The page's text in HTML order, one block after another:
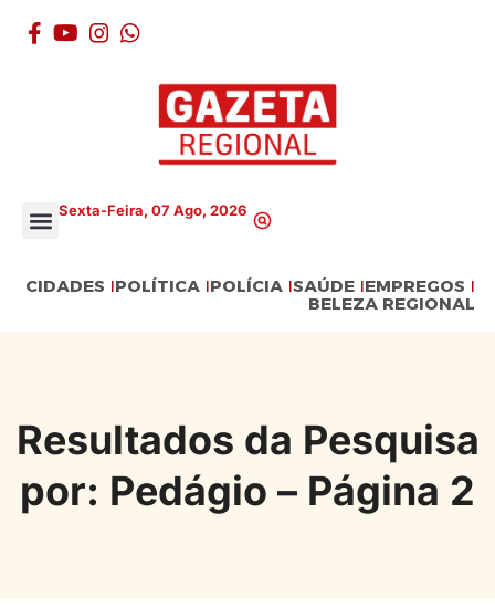
Sexta-Feira, 07 Ago, 2026
CIDADES POLÍTICA POLÍCIA SAÚDE EMPREGOS
BELEZA REGIONAL
Resultados da Pesquisa
por: Pedágio – Página 2